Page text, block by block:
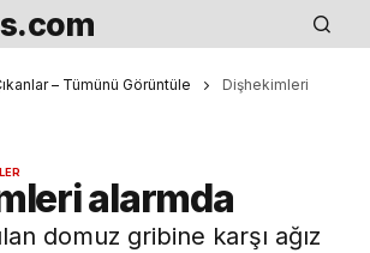
– Tümünü Görüntüle
Dişhekimleri
alarmda
domuz gribine karşı ağız